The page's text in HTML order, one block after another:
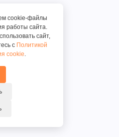
cookie-файлы
работы сайта.
сайт,
с Политикой
cookie.